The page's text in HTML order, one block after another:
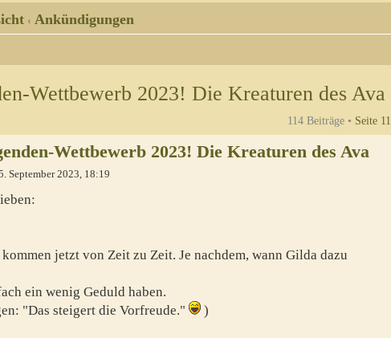
‹ Ankündigungen
Wettbewerb 2023! Die Kreaturen des Ava
114 Beiträge • Seite 11
Wettbewerb 2023! Die Kreaturen des Ava
September 2023, 18:19
jetzt von Zeit zu Zeit. Je nachdem, wann Gilda dazu
ein wenig Geduld haben.
"Das steigert die Vorfreude."
)